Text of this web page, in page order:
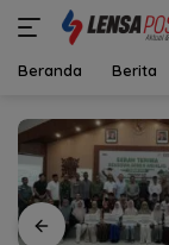
konten
Beranda Berita